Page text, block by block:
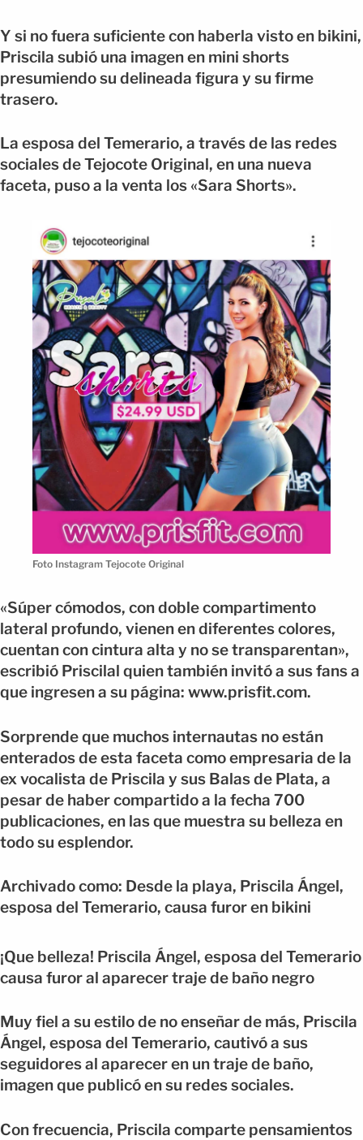
Y si no fuera suficiente con haberla visto en bikini,
Priscila subió una imagen en mini shorts
presumiendo su delineada figura y su firme
trasero.
La esposa del Temerario, a través de las redes
sociales de Tejocote Original, en una nueva
faceta, puso a la venta los «Sara Shorts».
Foto Instagram Tejocote Original
«Súper cómodos, con doble compartimento
lateral profundo, vienen en diferentes colores,
cuentan con cintura alta y no se transparentan»,
escribió Priscilal quien también invitó a sus fans a
que ingresen a su página: www.prisfit.com.
Sorprende que muchos internautas no están
enterados de esta faceta como empresaria de la
ex vocalista de Priscila y sus Balas de Plata, a
pesar de haber compartido a la fecha 700
publicaciones, en las que muestra su belleza en
todo su esplendor.
Archivado como: Desde la playa, Priscila Ángel,
esposa del Temerario, causa furor en bikini
¡Que belleza! Priscila Ángel, esposa del Temerario
causa furor al aparecer traje de baño negro
Muy fiel a su estilo de no enseñar de más, Priscila
Ángel, esposa del Temerario, cautivó a sus
seguidores al aparecer en un traje de baño,
imagen que publicó en su redes sociales.
Con frecuencia, Priscila comparte pensamientos